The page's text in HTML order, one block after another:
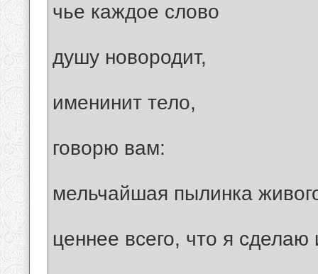
чье каждое слово
душу новородит,
именинит тело,
говорю вам:
мельчайшая пылинка
ценнее всего, что я сделаю